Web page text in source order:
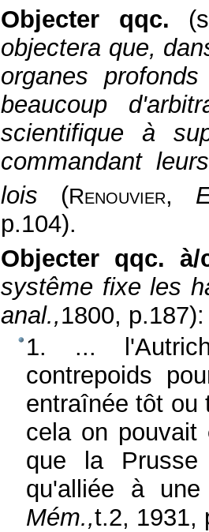
Objecter qqc.
objectera que,
organes
beaucoup
scientifique à
commandant
lois (Renouvier,
p.104).
Objecter qqc. à/
systême fixe les
anal.,1800, p.187):
1. ...
contrepoids
entraînée tôt ou
cela on pouvait
que la
qu'alliée à
Mém.,t.2, 1931,